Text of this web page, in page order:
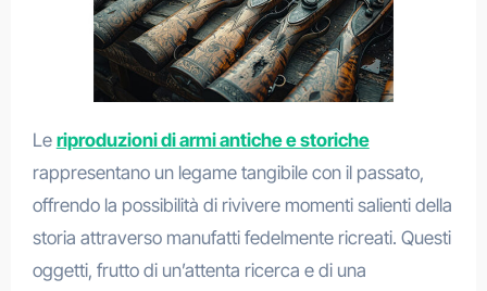
Le riproduzioni di armi antiche e storiche
rappresentano un legame tangibile con il passato,
offrendo la possibilità di rivivere momenti salienti della
storia attraverso manufatti fedelmente ricreati. Questi
oggetti, frutto di un’attenta ricerca e di una